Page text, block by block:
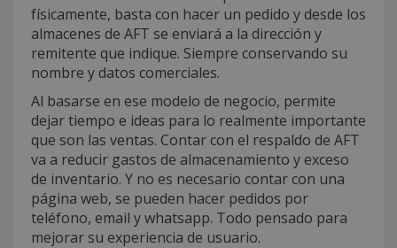
físicamente, basta con hacer un pedido y desde los
almacenes de AFT se enviará a la dirección y
remitente que indique. Siempre conservando su
nombre y datos comerciales.
Al basarse en ese modelo de negocio, permite
dejar tiempo e ideas para lo realmente importante
que son las ventas. Contar con el respaldo de AFT
va a reducir gastos de almacenamiento y exceso
de inventario. Y no es necesario contar con una
página web, se pueden hacer pedidos por
teléfono, email y whatsapp. Todo pensado para
mejorar su experiencia de usuario.